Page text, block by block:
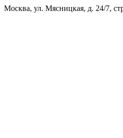
Москва, ул. Мясницкая, д. 24/7,